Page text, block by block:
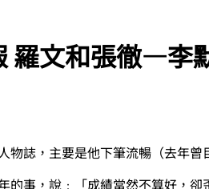
羅文和張徹—李
物誌，主要是他下筆流暢（去年
的事，說﹕「成績當然不算好，